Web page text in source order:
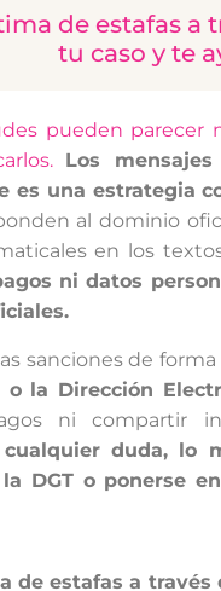
de estafas a
tu caso y te
pueden parecer
Los
es una estrategia
al dominio
en los
ni datos
sanciones de
la Dirección
ni compartir
duda, lo
DGT o ponerse
de estafas a través